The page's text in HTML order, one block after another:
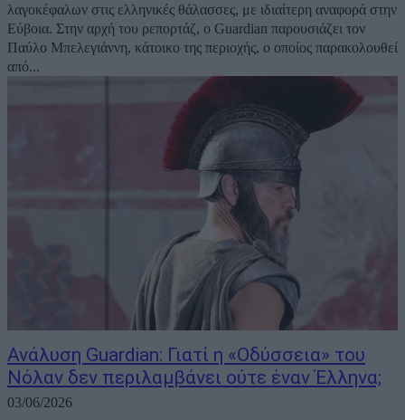
λαγοκέφαλων στις ελληνικές θάλασσες, με ιδιαίτερη αναφορά στην
Εύβοια. Στην αρχή του ρεπορτάζ, ο Guardian παρουσιάζει τον
Παύλο Μπελεγιάννη, κάτοικο της περιοχής, ο οποίος παρακολουθεί
από...
Ανάλυση Guardian: Γιατί η «Οδύσσεια» του
Νόλαν δεν περιλαμβάνει ούτε έναν Έλληνα;
03/06/2026